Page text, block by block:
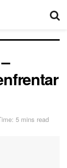
5 mins read